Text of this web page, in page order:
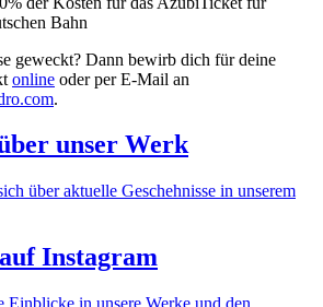
Bahn
geweckt? Dann bewirb dich für deine
online oder per E-Mail an
.
unser Werk
über aktuelle Geschehnisse in unserem
Instagram